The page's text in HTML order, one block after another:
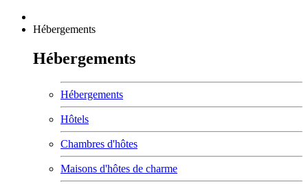
Hébergements
Hébergements
Hébergements
Hôtels
Chambres d'hôtes
Maisons d'hôtes de charme